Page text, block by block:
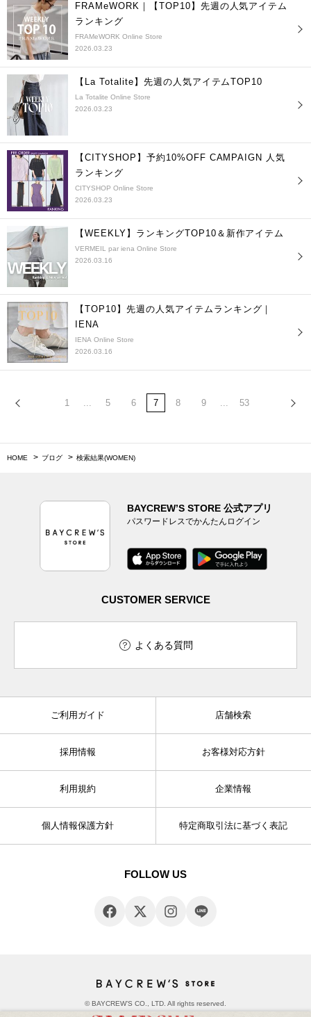
FRAMeWORK｜【TOP10】先週の人気アイテム
ランキング
FRAMeWORK Online Store
2026.03.23
【La Totalite】先週の人気アイテムTOP10
La Totalite Online Store
2026.03.23
【CITYSHOP】予約10%OFF CAMPAIGN 人気
ランキング
CITYSHOP Online Store
2026.03.23
【WEEKLY】ランキングTOP10＆新作アイテム
VERMEIL par iena Online Store
2026.03.16
【TOP10】先週の人気アイテムランキング｜
IENA
IENA Online Store
2026.03.16
1 ... 5 6 7 8 9 ... 53
HOME ブログ 検索結果(WOMEN)
BAYCREW’S STORE 公式アプリ
パスワードレスでかんたんログイン
CUSTOMER SERVICE
よくある質問
ご利用ガイド 店舗検索
採用情報 お客様対応方針
利用規約 企業情報
個人情報保護方針 特定商取引法に基づく表記
FOLLOW US
© BAYCREW’S CO., LTD. All rights reserved.